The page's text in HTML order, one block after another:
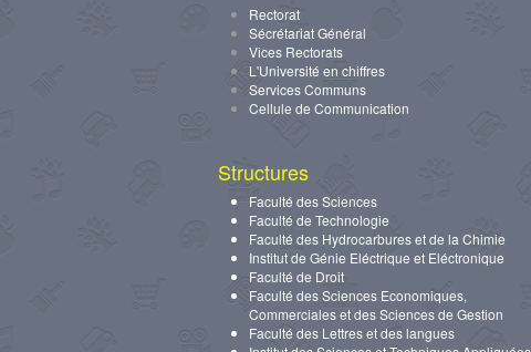
Rectorat
Sécrétariat Général
Vices Rectorats
L'Université en chiffres
Services Communs
Cellule de Communication
Structures
Faculté des Sciences
Faculté de Technologie
Faculté des Hydrocarbures et de la Chimie
Institut de Génie Eléctrique et Eléctronique
Faculté de Droit
Faculté des Sciences Economiques,
Commerciales et des Sciences de Gestion
Faculté des Lettres et des langues